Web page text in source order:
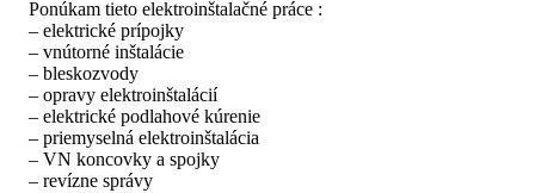
Ponúkam tieto elektroinštalačné práce :
– elektrické prípojky
– vnútorné inštalácie
– bleskozvody
– opravy elektroinštalácií
– elektrické podlahové kúrenie
– priemyselná elektroinštalácia
– VN koncovky a spojky
– revízne správy